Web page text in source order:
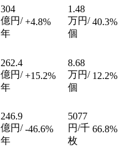
304
億円/
年
+4.8%
1.48
万円/
個
40.3%
262.4
億円/
年
+15.2%
8.68
万円/
個
12.2%
246.9
億円/
年
-46.6%
5077
円/千
枚
66.8%